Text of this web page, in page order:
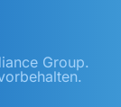
Group.